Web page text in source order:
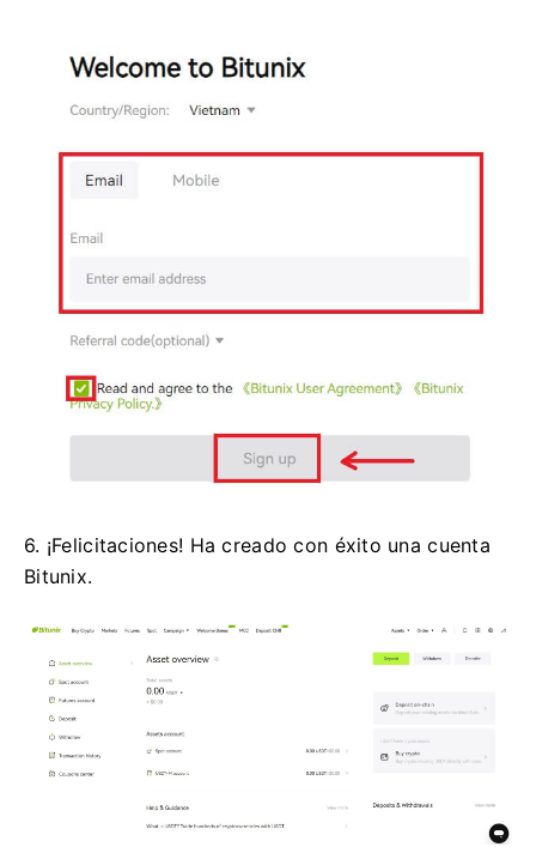
6. ¡Felicitaciones! Ha creado con éxito una cuenta
Bitunix.